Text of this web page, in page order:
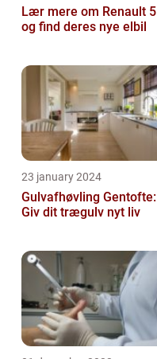
Lær mere om Renault 5
og find deres nye elbil
23 january 2024
Gulvafhøvling Gentofte:
Giv dit trægulv nyt liv